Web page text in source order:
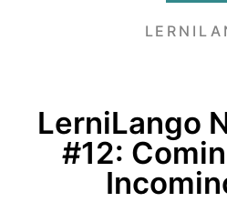
LerniLango
#12: